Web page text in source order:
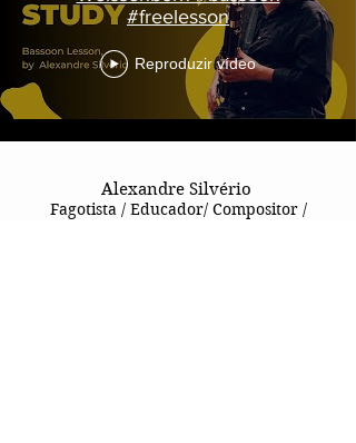
#freelesson
Reproduzir vídeo
Alexandre Silvério
Fagotista / Educador/ Compositor /